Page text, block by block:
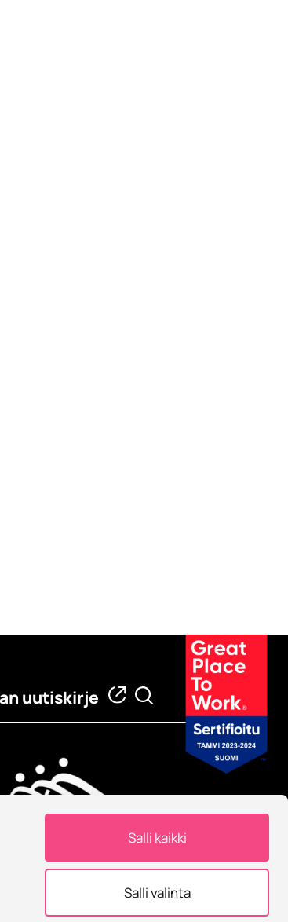
Salli kaikki
Salli valinta
uutiskirje
Eurooppalainen yliopisto
Eurooppalainen yliopisto -
allianssissa.